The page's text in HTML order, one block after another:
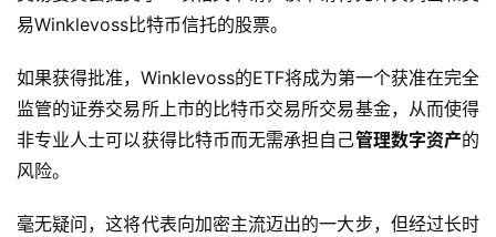
易Winklevoss比特币信托的股票。
如果获得批准，Winklevoss的ETF将成为第一个获准在完全
监管的证券交易所上市的比特币交易所交易基金，从而使得
非专业人士可以获得比特币而无需承担自己管理数字资产的
风险。
毫无疑问，这将代表向加密主流迈出的一大步，但经过长时